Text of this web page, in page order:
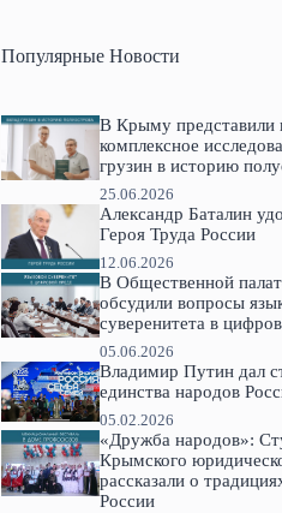
Популярные Новости
В Крыму представили
комплексное
грузин в историю
25.06.2026
Александр Баталин
Героя Труда России
12.06.2026
В Общественной
обсудили вопросы
суверенитета в
05.06.2026
Владимир Путин дал
единства народов
05.02.2026
«Дружба народов»:
Крымского
рассказали о
России